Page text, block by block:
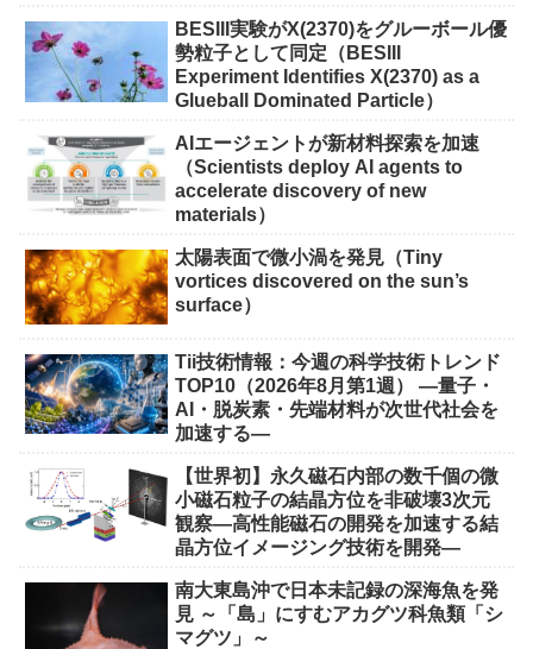
BESIII実験がX(2370)をグルーボール優
勢粒子として同定（BESIII
Experiment Identifies X(2370) as a
Glueball Dominated Particle）
AIエージェントが新材料探索を加速
（Scientists deploy AI agents to
accelerate discovery of new
materials）
太陽表面で微小渦を発見（Tiny
vortices discovered on the sun’s
surface）
Tii技術情報：今週の科学技術トレンド
TOP10（2026年8月第1週） ―量子・
AI・脱炭素・先端材料が次世代社会を
加速する―
【世界初】永久磁石内部の数千個の微
小磁石粒子の結晶方位を非破壊3次元
観察―高性能磁石の開発を加速する結
晶方位イメージング技術を開発―
南大東島沖で日本未記録の深海魚を発
見 ～「島」にすむアカグツ科魚類「シ
マグツ」～